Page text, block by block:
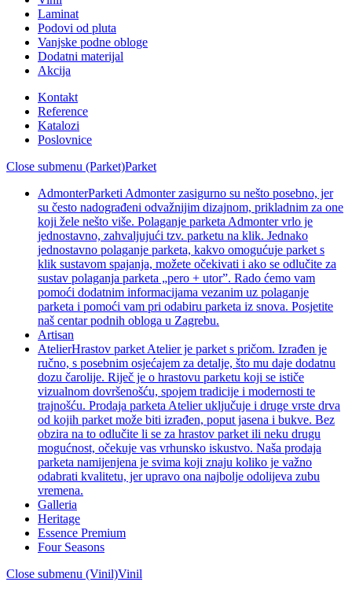
Laminat
Podovi od pluta
Vanjske podne obloge
Dodatni materijal
Akcija
Kontakt
Reference
Katalozi
Poslovnice
Close submenu (Parket)Parket
AdmonterParketi Admonter zasigurno su nešto posebno, jer
su često nadograđeni odvažnijim dizajnom, prikladnim za one
koji žele nešto više. Polaganje parketa Admonter vrlo je
jednostavno, zahvaljujući tzv. parketu na klik. Jednako
jednostavno polaganje parketa, kakvo omogućuje parket s
klik sustavom spajanja, možete očekivati i ako se odlučite za
sustav polaganja parketa „pero + utor”. Rado ćemo vam
pomoći dodatnim informacijama vezanim uz polaganje
parketa i pomoći vam pri odabiru parketa iz snova. Posjetite
naš centar podnih obloga u Zagrebu.
Artisan
AtelierHrastov parket Atelier je parket s pričom. Izrađen je
ručno, s posebnim osjećajem za detalje, što mu daje dodatnu
dozu čarolije. Riječ je o hrastovu parketu koji se ističe
vizualnom dovršenošću, spojem tradicije i modernosti te
trajnošću. Prodaja parketa Atelier uključuje i druge vrste drva
od kojih parket može biti izrađen, poput jasena i bukve. Bez
obzira na to odlučite li se za hrastov parket ili neku drugu
mogućnost, očekuje vas vrhunsko iskustvo. Naša prodaja
parketa namijenjena je svima koji znaju koliko je važno
odabrati kvalitetu, jer upravo ona najbolje odolijeva zubu
vremena.
Galleria
Heritage
Essence Premium
Four Seasons
Close submenu (Vinil)Vinil